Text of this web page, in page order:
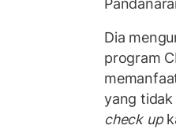
Dia
program
yang tidak
check up